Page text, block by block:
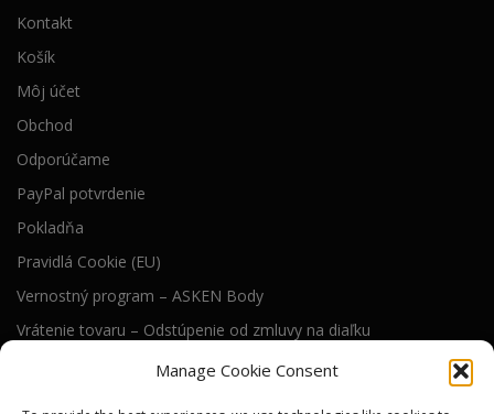
Manage Cookie Consent
Kontakt
Košík
Môj účet
Obchod
Odporúčame
PayPal potvrdenie
Pokladňa
Pravidlá Cookie (EU)
Vernostný program – ASKEN Body
Vrátenie tovaru – Odstúpenie od zmluvy na diaľku
Všeobecné obchodné podmienky